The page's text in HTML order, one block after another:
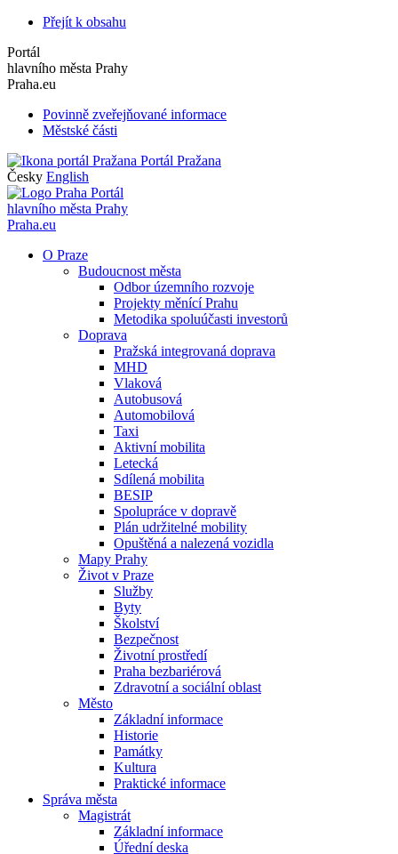
Přejít k obsahu
Portál
hlavního města Prahy
Praha.eu
Povinně zveřejňované informace
Městské části
Portál Pražana
Česky English
Portál
hlavního města Prahy
Praha.eu
O Praze
Budoucnost města
Odbor územního rozvoje
Projekty měnící Prahu
Metodika spoluúčasti investorů
Doprava
Pražská integrovaná doprava
MHD
Vlaková
Autobusová
Automobilová
Taxi
Aktivní mobilita
Letecká
Sdílená mobilita
BESIP
Spolupráce v dopravě
Plán udržitelné mobility
Opuštěná a nalezená vozidla
Mapy Prahy
Život v Praze
Služby
Byty
Školství
Bezpečnost
Životní prostředí
Praha bezbariérová
Zdravotní a sociální oblast
Město
Základní informace
Historie
Památky
Kultura
Praktické informace
Správa města
Magistrát
Základní informace
Úřední deska